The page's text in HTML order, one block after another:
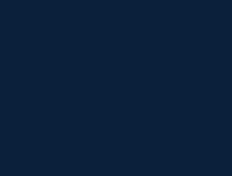
su
que conforman
llegar la mejor
y servicios de acuerdo